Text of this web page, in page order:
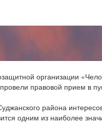
организации
правовой прием в
района
одним из наиболее